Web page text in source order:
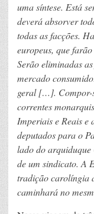
uma síntese. Está
deverá absorver
todas as facções.
europeus, que
Serão eliminadas
mercado
geral […]. Compor-
correntes
Imperiais e Reais e
deputados para o
lado do arquiduque
de um sindicato. A
tradição carolíngia
caminhará no